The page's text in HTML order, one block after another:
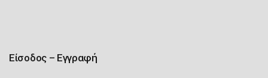
Είσοδος – Εγγραφή